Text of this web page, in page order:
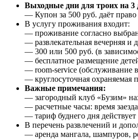
Выходные дни для троих на 3
— Купон за 500 руб. даёт
В услугу проживания входит:
— проживание согласно
— развлекательная вечерняя и
— 300 или 500 руб. (в
— бесплатное размещение
— room-service (обслуживание
— круглосуточная охраняемая
Важные примечания:
— загородный клуб «Бузим»
— расчетные часы: время
— тариф буднего дня
В перечень развлечений и
— аренда мангала, шампуров,